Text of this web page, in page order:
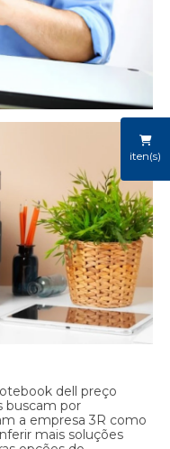
iten(s)
dell preço
buscam por
a empresa 3R como
mais soluções